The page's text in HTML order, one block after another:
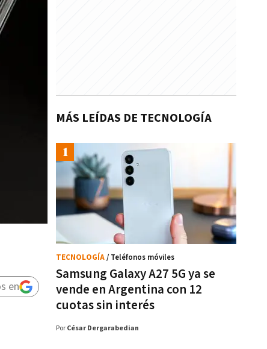
en
MÁS LEÍDAS DE TECNOLOGÍA
Samsung Galaxy A27 5G ya se
vende en Argentina con 12
cuotas sin interés
TECNOLOGÍA/ Teléfonos móviles
Por César Dergarabedian